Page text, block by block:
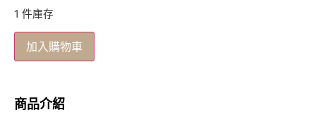
1 件庫存
加入購物車
商品介紹